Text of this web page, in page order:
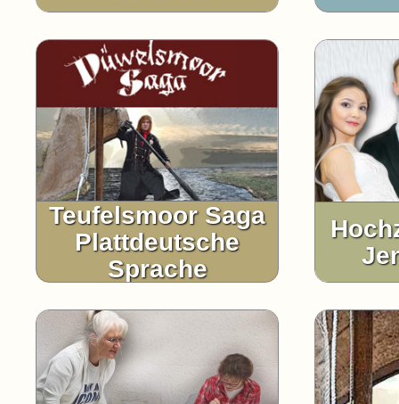
Teufelsmoor Saga
Plattdeutsche
Sprache